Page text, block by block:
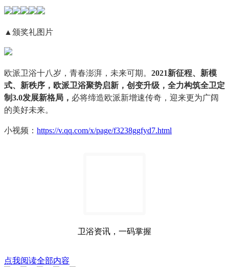
▲颁奖礼图片
欧派卫浴十八岁，青春澎湃，未来可期。 2021新征程、新模
式、新秩序，欧派卫浴聚势启新，创变升级，全力构筑全卫定
制3.0发展新格局， 必将缔造欧派新增速传奇，迎来更为广阔
的美好未来。
小视频： https://v.qq.com/x/page/f3238ggfyd7.html
卫浴资讯，一码掌握
点我阅读全部内容